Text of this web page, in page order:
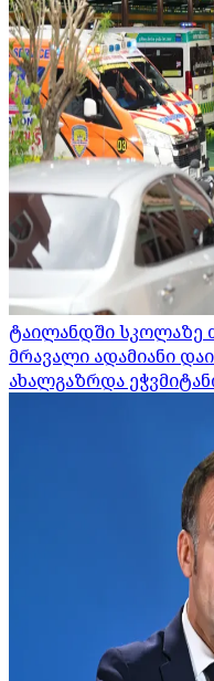
ტაილანდში სკოლაზე
მრავალი ადამიანი
ახალგაზრდა